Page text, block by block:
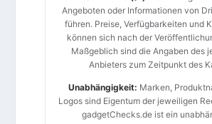
Angeboten oder Informationen von
führen. Preise, Verfügbarkeiten und
können sich nach der
Maßgeblich sind die Angaben des
Anbieters zum Zeitpunkt des
Unabhängigkeit: Marken,
Logos sind Eigentum der jeweiligen
gadgetChecks.de ist ein